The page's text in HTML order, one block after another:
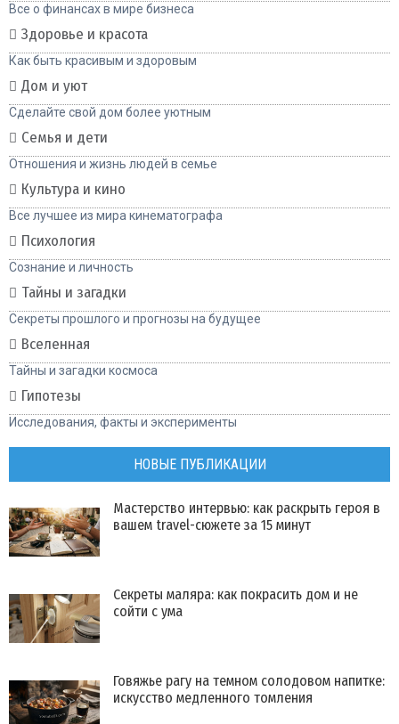
Все о финансах в мире бизнеса
Здоровье и красота
Как быть красивым и здоровым
Дом и уют
Сделайте свой дом более уютным
Семья и дети
Отношения и жизнь людей в семье
Культура и кино
Все лучшее из мира кинематографа
Психология
Сознание и личность
Тайны и загадки
Секреты прошлого и прогнозы на будущее
Вселенная
Тайны и загадки космоса
Гипотезы
Исследования, факты и эксперименты
НОВЫЕ ПУБЛИКАЦИИ
Мастерство интервью: как раскрыть героя в
вашем travel-сюжете за 15 минут
Секреты маляра: как покрасить дом и не
сойти с ума
Говяжье рагу на темном солодовом напитке:
искусство медленного томления